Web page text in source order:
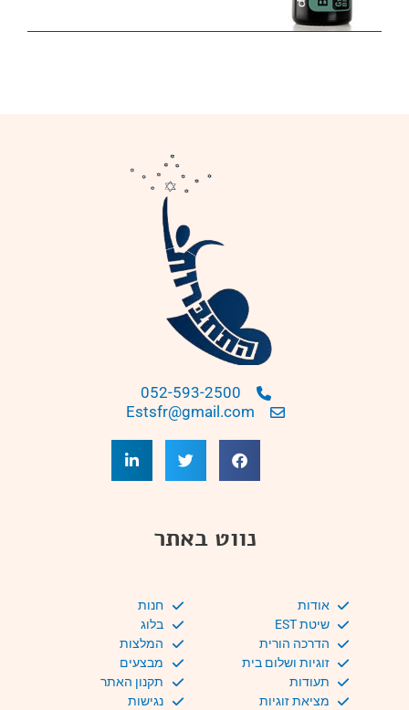
052-593-2500
Estsfr@gmail.com
נווט באתר
אודות
שיטת EST
הדרכה הורית
זוגיות ושלום בית
תעודות
מציאת זוגיות
חנות
בלוג
המלצות
מבצעים
תקנון האתר
נגישות